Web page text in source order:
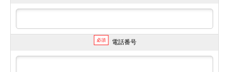
必須 電話番号